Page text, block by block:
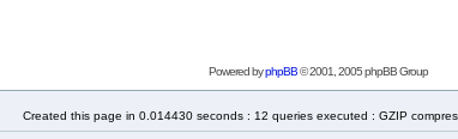
Powered byphpBB© 2001, 2005 phpBB Group
Created this page in 0.014430 seconds : 12 queries executed : GZIP